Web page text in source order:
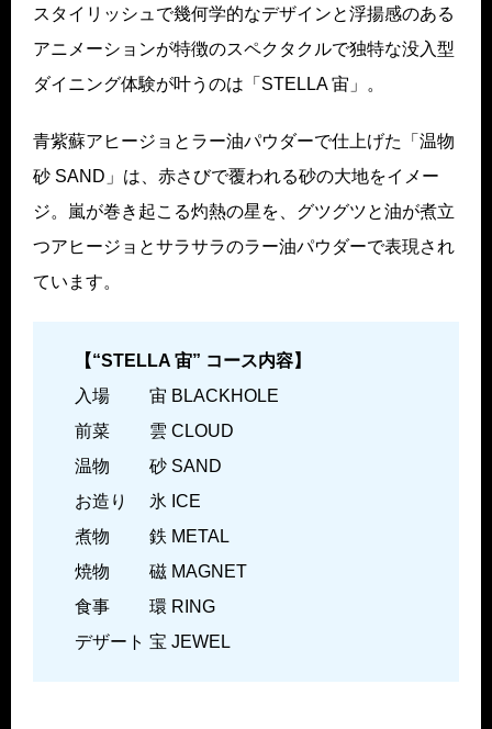
スタイリッシュで幾何学的なデザインと浮揚感のある
アニメーションが特徴のスペクタクルで独特な没入型
ダイニング体験が叶うのは「STELLA 宙」。
青紫蘇アヒージョとラー油パウダーで仕上げた「温物
砂 SAND」は、赤さびで覆われる砂の大地をイメー
ジ。嵐が巻き起こる灼熱の星を、グツグツと油が煮立
つアヒージョとサラサラのラー油パウダーで表現され
ています。
【“STELLA 宙” コース内容】
入場 宙 BLACKHOLE
前菜 雲 CLOUD
温物 砂 SAND
お造り 氷 ICE
煮物 鉄 METAL
焼物 磁 MAGNET
食事 環 RING
デザート 宝 JEWEL